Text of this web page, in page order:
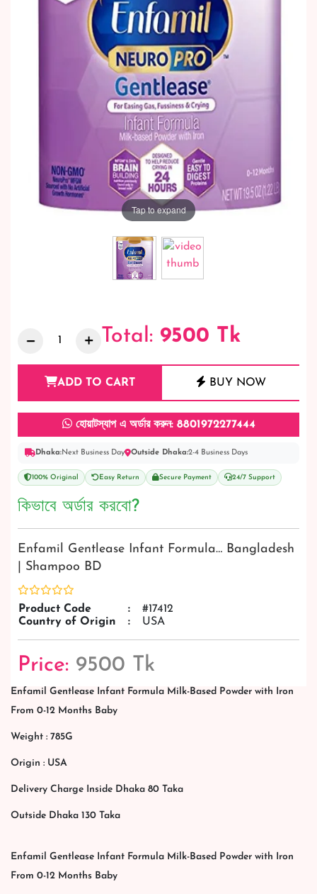
Tap to expand
Total: 9500 Tk
ADD TO CART BUY NOW
হোয়াটস্যাপ এ অর্ডার করুন: 8801972277444
Dhaka:Next Business Day Outside Dhaka:2-4 Business Days
100% Original Easy Return Secure Payment 24/7 Support
কিভাবে অর্ডার করবো?
Enfamil Gentlease Infant Formula… Bangladesh
| Shampoo BD
Product Code :
#17412
Country of Origin
: USA
Price: 9500 Tk
Enfamil Gentlease Infant Formula Milk-Based Powder with Iron
From 0-12 Months Baby
Weight : 785G
Origin : USA
Delivery Charge Inside Dhaka 80 Taka
Outside Dhaka 130 Taka
Enfamil Gentlease Infant Formula Milk-Based Powder with Iron
From 0-12 Months Baby